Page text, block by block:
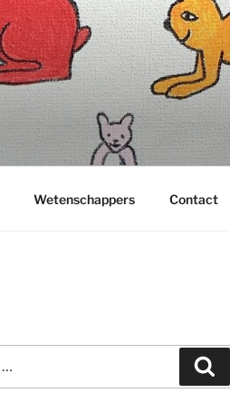
Wetenschappers Contact